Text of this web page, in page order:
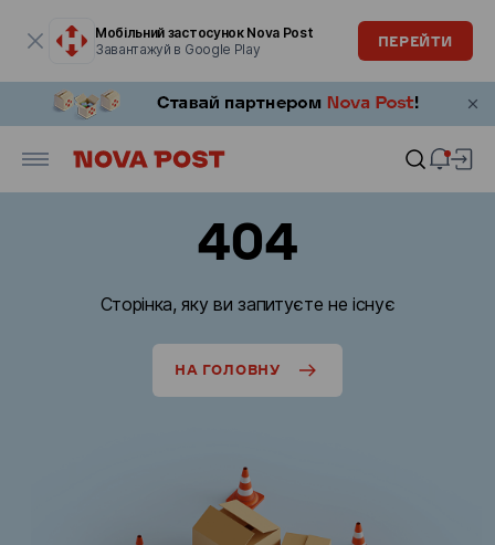
Мобільний застосунок Nova Post
Завантажуй в Google Play
ПЕРЕЙТИ
404
Сторінка, яку ви запитуєте не існує
НА ГОЛОВНУ